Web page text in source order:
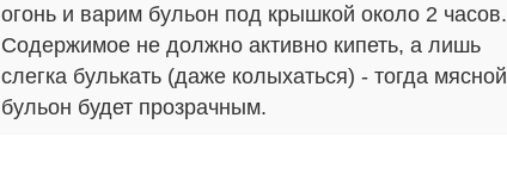
огонь и варим бульон под крышкой около 2 часов.
Содержимое не должно активно кипеть, а лишь
слегка булькать (даже колыхаться) - тогда мясной
бульон будет прозрачным.